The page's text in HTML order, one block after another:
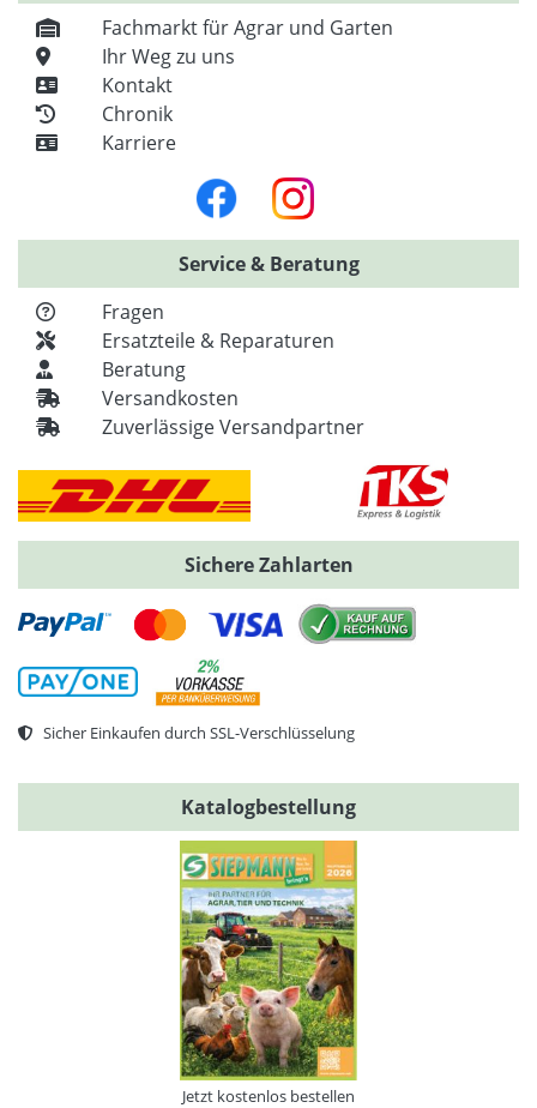
Fachmarkt für Agrar und Garten
Ihr Weg zu uns
Kontakt
Chronik
Karriere
Service & Beratung
Fragen
Ersatzteile & Reparaturen
Beratung
Versandkosten
Zuverlässige Versandpartner
Sichere Zahlarten
Sicher Einkaufen durch SSL-Verschlüsselung
Katalogbestellung
Jetzt kostenlos bestellen